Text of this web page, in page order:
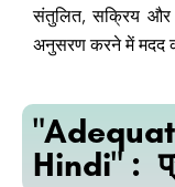
संतुलित, सक्रिय
अनुसरण करने में मदद
Hindi" :